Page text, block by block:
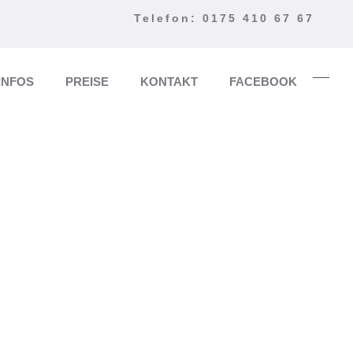
Telefon: 0175 410 67 67
PREISE KONTAKT FACEBOOK